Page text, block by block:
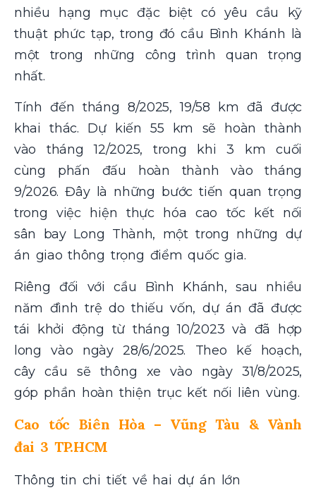
nhiều hạng mục đặc biệt có yêu cầu kỹ
thuật phức tạp, trong đó cầu Bình Khánh là
một trong những công trình quan trọng
nhất.
Tính đến tháng 8/2025, 19/58 km đã được
khai thác. Dự kiến 55 km sẽ hoàn thành
vào tháng 12/2025, trong khi 3 km cuối
cùng phấn đấu hoàn thành vào tháng
9/2026. Đây là những bước tiến quan trọng
trong việc hiện thực hóa cao tốc kết nối
sân bay Long Thành, một trong những dự
án giao thông trọng điểm quốc gia.
Riêng đối với cầu Bình Khánh, sau nhiều
năm đình trệ do thiếu vốn, dự án đã được
tái khởi động từ tháng 10/2023 và đã hợp
long vào ngày 28/6/2025. Theo kế hoạch,
cây cầu sẽ thông xe vào ngày 31/8/2025,
góp phần hoàn thiện trục kết nối liên vùng.
Cao tốc Biên Hòa – Vũng Tàu & Vành
đai 3 TP.HCM
Thông tin chi tiết về hai dự án lớn